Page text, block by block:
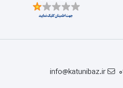
info@katunibaz.ir